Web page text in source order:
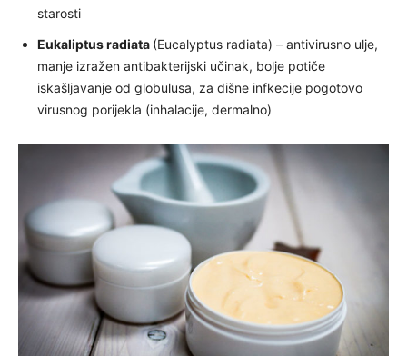
starosti
Eukaliptus radiata (Eucalyptus radiata) – antivirusno ulje,
manje izražen antibakterijski učinak, bolje potiče
iskašljavanje od globulusa, za dišne infkecije pogotovo
virusnog porijekla (inhalacije, dermalno)